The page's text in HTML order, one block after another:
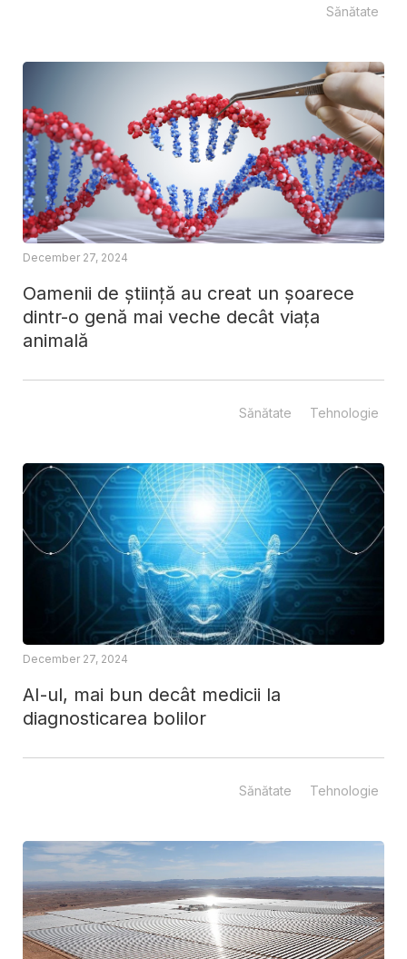
Sănătate
Oamenii de știință au creat un șoarece
dintr-o genă mai veche decât viața
animală
December 27, 2024
Sănătate Tehnologie
AI-ul, mai bun decât medicii la
diagnosticarea bolilor
December 27, 2024
Sănătate Tehnologie